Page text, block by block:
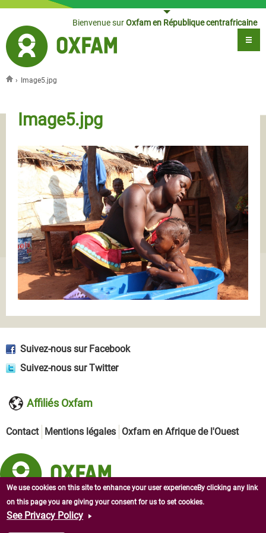
Jump to navigationBienvenue surOxfam en République centrafricaine
› Image5.jpg
Image5.jpg
Suivez-nous sur Facebook
Suivez-nous sur Twitter
Affiliés Oxfam
Contact Mentions légales Oxfam en Afrique de l'Ouest
Copyright © 2026 Oxfam en République centrafricaine. Tous
We use cookies on this site to enhance your user experienceBy clicking any link
on this page you are giving your consent for us to set cookies.
See Privacy Policy